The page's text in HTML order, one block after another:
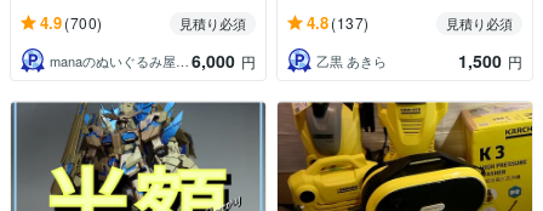
4.9(700)
見積り必須
manaのぬいぐるみ屋さん 6,000 円
4.8(137)
見積り必須
乙黒 あきら
1,500 円